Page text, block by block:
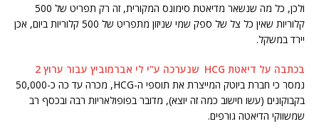
ולכן, כל מה שנשאר מדיאטת סימונס המקורית, זה רק תפריט של 500
קלוריות שאין כל צל של ספק שמי שניזון מתפריט של 500 קלוריות ביום, אכן
יירד במשקל.
בכתבה על דיאטת HCG שנערכה ע"י לי אברמוביץ עבור ערוץ 2
נמסר כי חברת ביוטק המייצרת את תוספי ה-HCG, מכרה עד כה כ-50,000
בקבוקונים (עשו חישוב כמה זה יוצא), מדובר בפופולאריות רבה ובכסף רב
שמשווקי הדיאטה גורפים.